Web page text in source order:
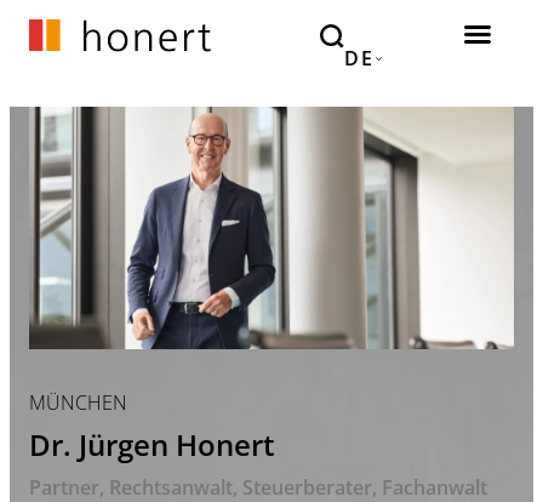
DE
MÜNCHEN
Dr. Jürgen Honert
Partner Rechtsanwalt, Steuerberater Fachanwalt